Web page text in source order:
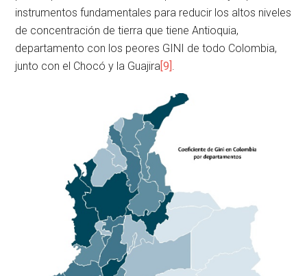
instrumentos fundamentales para reducir los altos niveles
de concentración de tierra que tiene Antioquia,
departamento con los peores GINI de todo Colombia,
junto con el Chocó y la Guajira[9].